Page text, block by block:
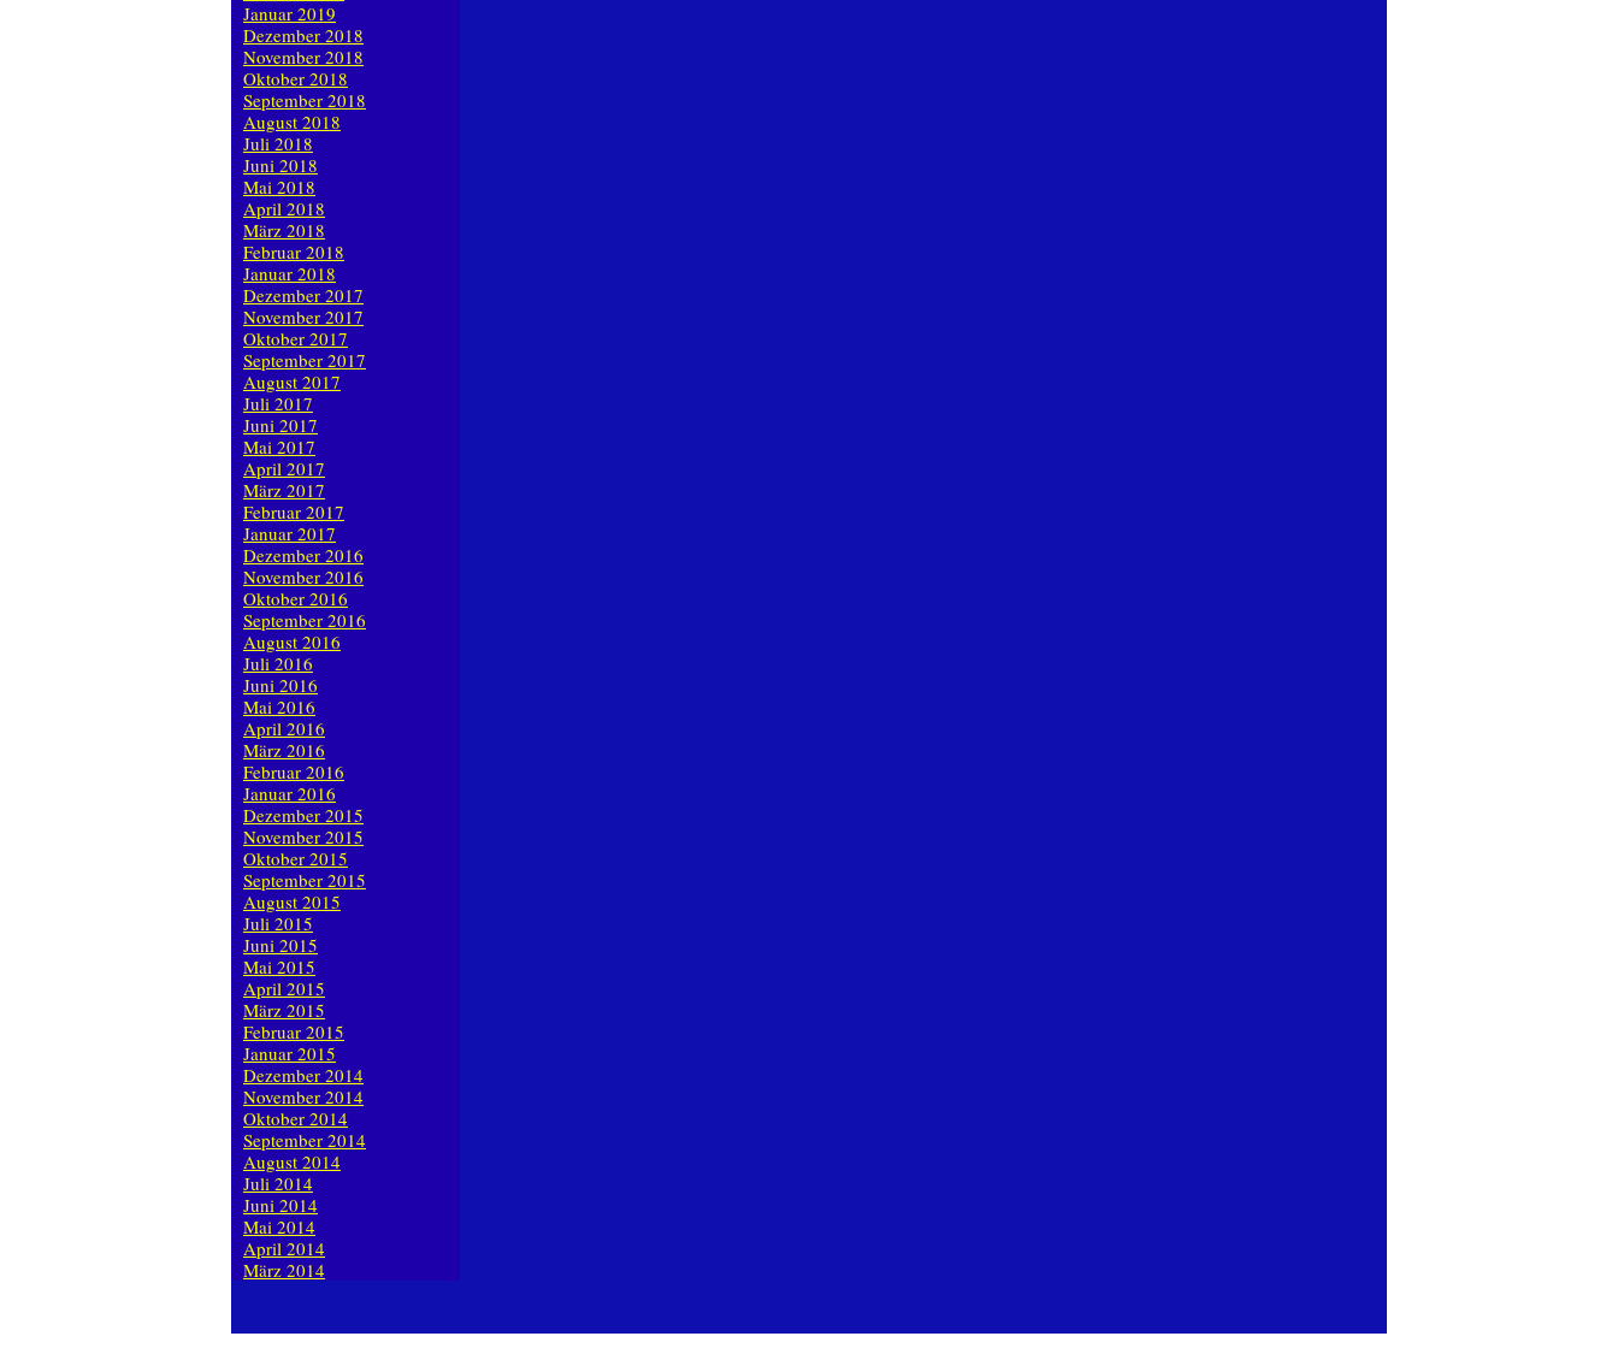
Januar 2019
Dezember 2018
November 2018
Oktober 2018
September 2018
August 2018
Juli 2018
Juni 2018
Mai 2018
April 2018
März 2018
Februar 2018
Januar 2018
Dezember 2017
November 2017
Oktober 2017
September 2017
August 2017
Juli 2017
Juni 2017
Mai 2017
April 2017
März 2017
Februar 2017
Januar 2017
Dezember 2016
November 2016
Oktober 2016
September 2016
August 2016
Juli 2016
Juni 2016
Mai 2016
April 2016
März 2016
Februar 2016
Januar 2016
Dezember 2015
November 2015
Oktober 2015
September 2015
August 2015
Juli 2015
Juni 2015
Mai 2015
April 2015
März 2015
Februar 2015
Januar 2015
Dezember 2014
November 2014
Oktober 2014
September 2014
August 2014
Juli 2014
Juni 2014
Mai 2014
April 2014
März 2014